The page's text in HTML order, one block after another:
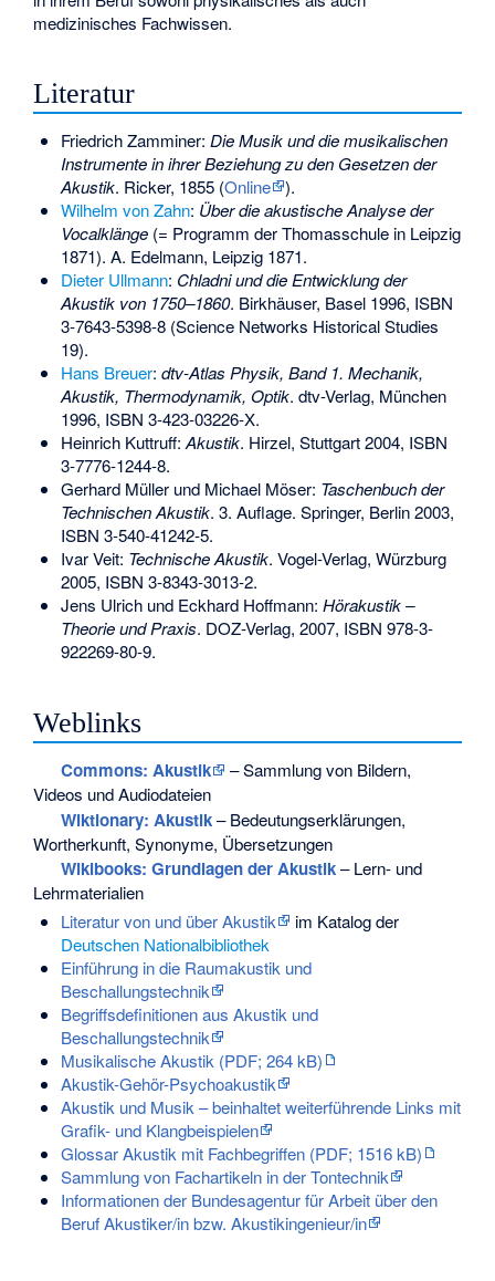
medizinisches Fachwissen.
Literatur
Friedrich Zamminer: Die Musik und die musikalischen
Instrumente in ihrer Beziehung zu den Gesetzen der
Akustik. Ricker, 1855 (Online
).
Wilhelm von Zahn: Über die akustische Analyse der
Vocalklänge(= Programm der Thomasschule in Leipzig
1871). A. Edelmann, Leipzig 1871.
Dieter Ullmann: Chladni und die Entwicklung der
Akustik von 1750–1860. Birkhäuser, Basel 1996, ISBN
3-7643-5398-8(Science Networks Historical Studies
19).
Hans Breuer: dtv-Atlas Physik, Band 1. Mechanik,
Akustik, Thermodynamik, Optik. dtv-Verlag, München
1996, ISBN 3-423-03226-X.
Heinrich Kuttruff:Akustik. Hirzel, Stuttgart 2004, ISBN
3-7776-1244-8.
Gerhard Müller und Michael Möser: Taschenbuch der
Technischen Akustik. 3. Auflage. Springer, Berlin 2003,
ISBN 3-540-41242-5.
Ivar Veit: Technische Akustik. Vogel-Verlag, Würzburg
2005, ISBN 3-8343-3013-2.
Jens Ulrich und Eckhard Hoffmann: Hörakustik –
Theorie und Praxis. DOZ-Verlag, 2007, ISBN 978-3-
922269-80-9.
Weblinks
Commons: Akustik
– Sammlung von Bildern,
Videos und Audiodateien
Wiktionary: Akustik– Bedeutungserklärungen,
Wortherkunft, Synonyme, Übersetzungen
Wikibooks: Grundlagen der Akustik– Lern- und
Lehrmaterialien
Literatur von und über Akustik
im Katalog der
Deutschen Nationalbibliothek
Einführung in die Raumakustik und
Beschallungstechnik
Begriffsdefinitionen aus Akustik und
Beschallungstechnik
Musikalische Akustik (PDF; 264 kB)
Akustik-Gehör-Psychoakustik
Akustik und Musik – beinhaltet weiterführende Links mit
Grafik- und Klangbeispielen
Glossar Akustik mit Fachbegriffen (PDF; 1516 kB)
Sammlung von Fachartikeln in der Tontechnik
Informationen der Bundesagentur für Arbeit über den
Beruf Akustiker/in bzw. Akustikingenieur/in